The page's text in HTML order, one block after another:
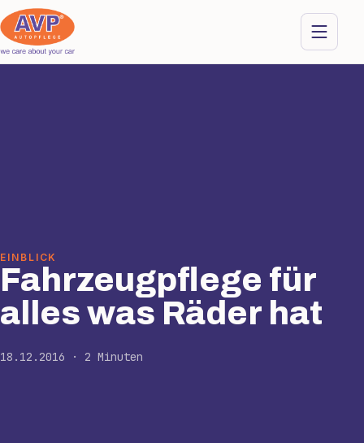
EINBLICK
Fahrzeugpflege für
alles was Räder hat
18.12.2016 · 2 Minuten